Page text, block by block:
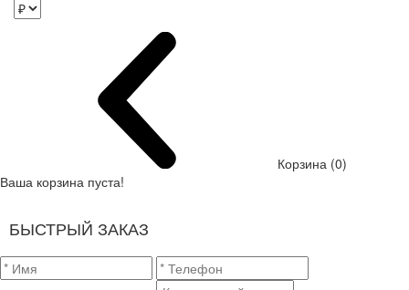
Корзина (0)
Ваша корзина пуста!
БЫСТРЫЙ ЗАКАЗ